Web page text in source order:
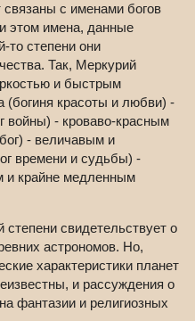
с именами богов
этом имена, данные
то степени они
Так, Меркурий
и быстрым
красоты и любви) -
войны) - кроваво-красным
- величавым и
времени и судьбы) -
и крайне медленным
степени свидетельствует о
астрономов. Но,
характеристики планет
и рассуждения о
фантазии и религиозных